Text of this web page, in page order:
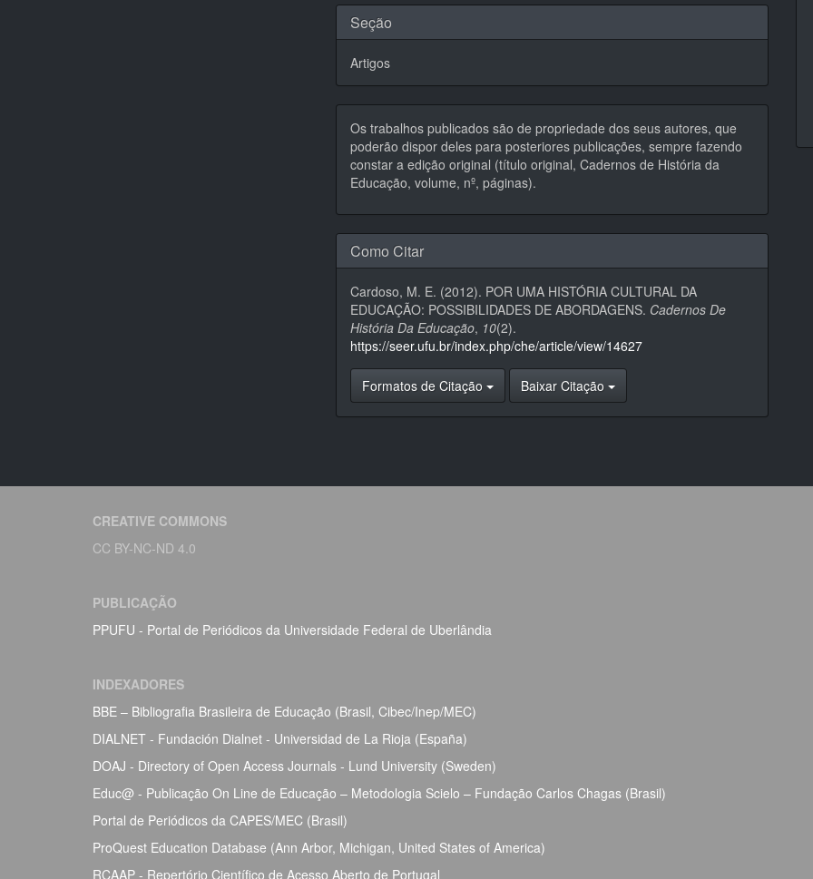
Seção
Artigos
Os trabalhos publicados são de propriedade dos seus autores, que
poderão dispor deles para posteriores publicações, sempre fazendo
constar a edição original (título original, Cadernos de História da
Educação, volume, nº, páginas).
Como Citar
Cardoso, M. E. (2012). POR UMA HISTÓRIA CULTURAL DA
EDUCAÇÃO: POSSIBILIDADES DE ABORDAGENS. Cadernos De
História Da Educação, 10(2).
https://seer.ufu.br/index.php/che/article/view/14627
Formatos de Citação Baixar Citação
CREATIVE COMMONS
CC BY-NC-ND 4.0
PUBLICAÇÃO
PPUFU - Portal de Periódicos da Universidade Federal de Uberlândia
INDEXADORES
BBE – Bibliografia Brasileira de Educação (Brasil, Cibec/Inep/MEC)
DIALNET - Fundación Dialnet - Universidad de La Rioja (España)
DOAJ - Directory of Open Access Journals - Lund University (Sweden)
Educ@ - Publicação On Line de Educação – Metodologia Scielo – Fundação Carlos Chagas (Brasil)
Portal de Periódicos da CAPES/MEC (Brasil)
ProQuest Education Database (Ann Arbor, Michigan, United States of America)
RCAAP - Repertório Científico de Acesso Aberto de Portugal